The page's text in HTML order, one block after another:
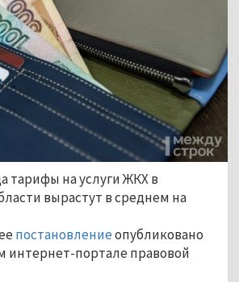
тарифы на услуги ЖКХ в
вырастут в среднем на
постановлениеопубликовано
интернет-портале правовой